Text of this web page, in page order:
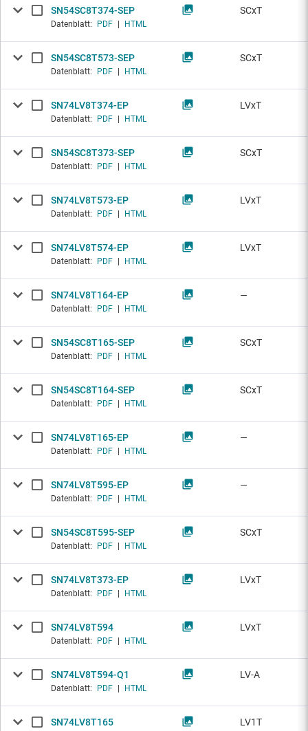
SN54SC8T374-SEP
Datenblatt: PDF HTML
SCxT
SN54SC8T573-SEP
Datenblatt: PDF HTML
SCxT
SN74LV8T374-EP
Datenblatt: PDF HTML
LVxT
SN54SC8T373-SEP
Datenblatt: PDF HTML
SCxT
SN74LV8T573-EP
Datenblatt: PDF HTML
LVxT
SN74LV8T574-EP
Datenblatt: PDF HTML
LVxT
SN74LV8T164-EP
Datenblatt: PDF HTML
—
SN54SC8T165-SEP
Datenblatt: PDF HTML
SCxT
SN54SC8T164-SEP
Datenblatt: PDF HTML
SCxT
SN74LV8T165-EP
Datenblatt: PDF HTML
—
SN74LV8T595-EP
Datenblatt: PDF HTML
—
SN54SC8T595-SEP
Datenblatt: PDF HTML
SCxT
SN74LV8T373-EP
Datenblatt: PDF HTML
LVxT
SN74LV8T594
Datenblatt: PDF HTML
LVxT
SN74LV8T594-Q1
Datenblatt: PDF HTML
LV-A
SN74LV8T165 LV1T